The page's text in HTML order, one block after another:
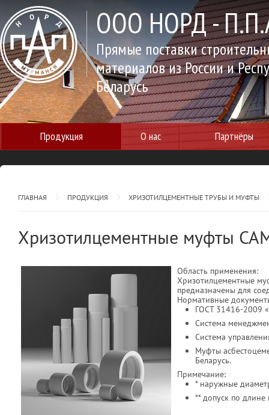
ООО НОРД -
Прямые поставки
материалов из России и
Беларусь
Продукция О нас Партнёры
ГЛАВНАЯ ПРОДУКЦИЯ ХРИЗОТИЛЦЕМЕНТНЫЕ ТРУБЫ И МУФТЫ
Хризотилцементные муфты
Область применения:
Хризотилцементные
предназначены для
Нормативные
ГОСТ 31416-2009
Система
Система
Муфты
Беларусь.
Примечание:
* наружные
** допуск по